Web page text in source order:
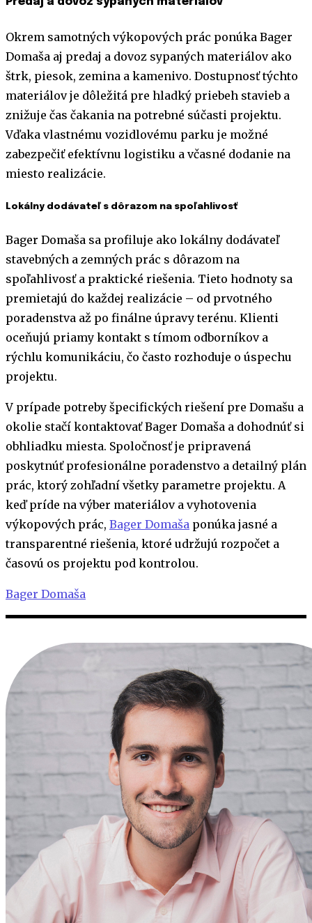
Okrem samotných výkopových prác ponúka Bager
Domaša aj predaj a dovoz sypaných materiálov ako
štrk, piesok, zemina a kamenivo. Dostupnosť týchto
materiálov je dôležitá pre hladký priebeh stavieb a
znižuje čas čakania na potrebné súčasti projektu.
Vďaka vlastnému vozidlovému parku je možné
zabezpečiť efektívnu logistiku a včasné dodanie na
miesto realizácie.
Lokálny dodávateľ s dôrazom na spoľahlivosť
Bager Domaša sa profiluje ako lokálny dodávateľ
stavebných a zemných prác s dôrazom na
spoľahlivosť a praktické riešenia. Tieto hodnoty sa
premietajú do každej realizácie – od prvotného
poradenstva až po finálne úpravy terénu. Klienti
oceňujú priamy kontakt s tímom odborníkov a
rýchlu komunikáciu, čo často rozhoduje o úspechu
projektu.
V prípade potreby špecifických riešení pre Domašu a
okolie stačí kontaktovať Bager Domaša a dohodnúť si
obhliadku miesta. Spoločnosť je pripravená
poskytnúť profesionálne poradenstvo a detailný plán
prác, ktorý zohľadní všetky parametre projektu. A
keď príde na výber materiálov a vyhotovenia
výkopových prác, Bager Domaša ponúka jasné a
transparentné riešenia, ktoré udržujú rozpočet a
časovú os projektu pod kontrolou.
Bager Domaša